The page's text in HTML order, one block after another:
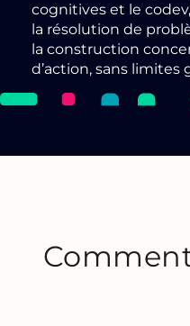
cognitives et le
la résolution de
la construction
d’action, sans limites